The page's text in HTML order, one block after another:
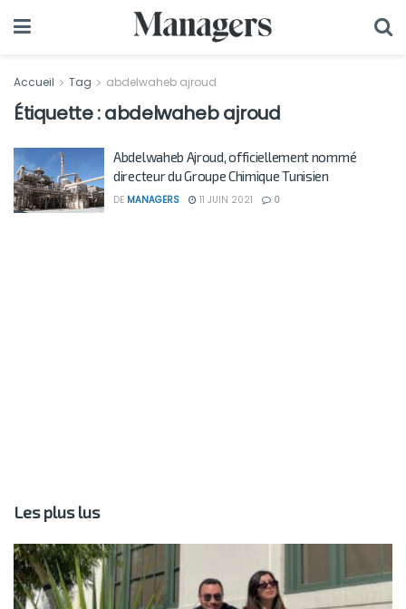
Accueil Tag abdelwaheb ajroud
Étiquette :abdelwaheb ajroud
Abdelwaheb Ajroud, officiellement nommé
directeur du Groupe Chimique Tunisien
DE MANAGERS 11 JUIN 2021 0
Les plus lus